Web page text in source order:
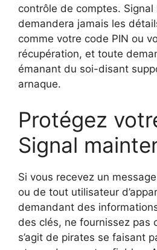
contrôle de comptes. Signal
demandera jamais les
comme votre code PIN ou
récupération, et toute
émanant du soi-disant
arnaque.
Protégez
Signal
Si vous recevez un
ou de tout utilisateur
demandant des
des clés, ne fournissez pas
s’agit de pirates se faisant